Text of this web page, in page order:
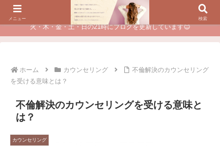
夫に不倫されたつらい経験が、あなたのチャンスに変わるカウンセリング
火・木・金・土・日の21時にブログを更新しています😊
ホーム カウンセリング
不倫解決のカウンセリング
を受ける意味とは？
不倫解決のカウンセリングを受ける意味と
は？
カウンセリング
メニュー 検索